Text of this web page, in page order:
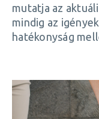
mutatja az
mindig az
hatékonyság